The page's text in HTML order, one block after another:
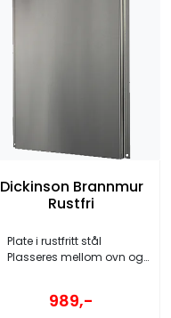
Dickinson Brannmur
Rustfri
Plate i rustfritt stål
Plasseres mellom ovn og vegg
989,-